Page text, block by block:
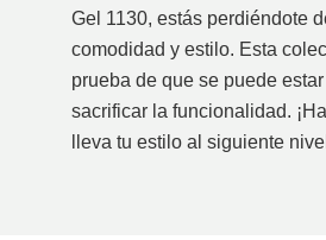
Gel 1130, estás perdiéndote
comodidad y estilo. Esta
prueba de que se puede
sacrificar la funcionalidad.
lleva tu estilo al siguiente